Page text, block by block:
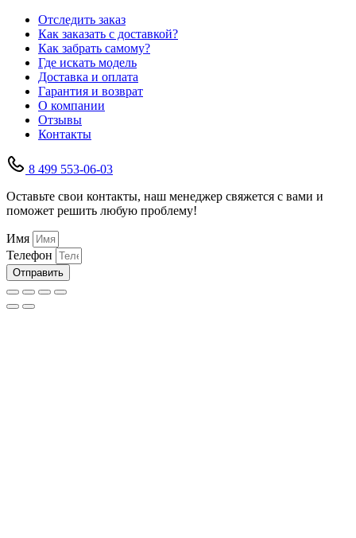
Отследить заказ
Как заказать с доставкой?
Как забрать самому?
Где искать модель
Доставка и оплата
Гарантия и возврат
О компании
Отзывы
Контакты
8 499 553-06-03
Оставьте свои контакты, наш менеджер свяжется с вами и
поможет решить любую проблему!
Имя
Телефон
Отправить